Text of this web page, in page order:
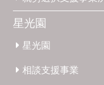
星光園
星光園
相談支援事業